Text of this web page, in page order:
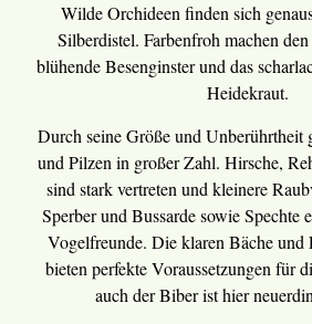
Wilde Orchideen finden sich
Silberdistel. Farbenfroh machen
blühende Besenginster und das
Heidekraut.
Durch seine Größe und Unberührtheit
und Pilzen in großer Zahl. Hirsche,
sind stark vertreten und kleinere
Sperber und Bussarde sowie Spechte
Vogelfreunde. Die klaren Bäche und
bieten perfekte Voraussetzungen für
auch der Biber ist hier